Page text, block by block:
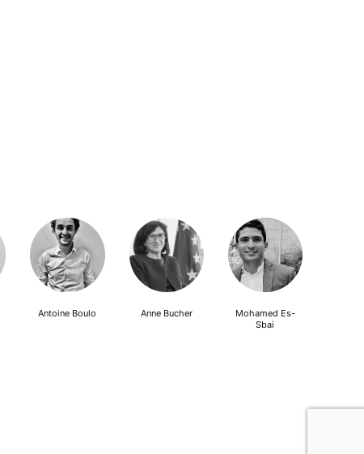
Antoine Boulo Anne Bucher
Mohamed Es-
Sbai